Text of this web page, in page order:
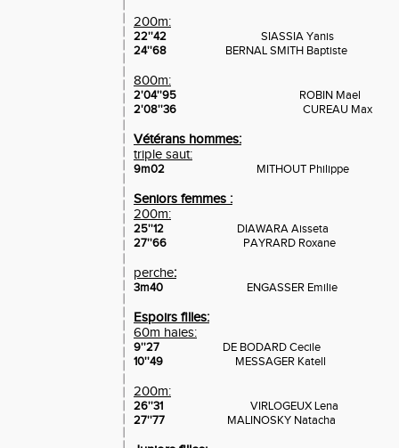
200m:
22''42
SIASSIA Yanis
24''68
BERNAL SMITH Baptiste
800m:
2'04''95
ROBIN Mael
2'08''36
CUREAU Max
Vétérans hommes:
triple saut:
9m02 MITHOUT Philippe
Seniors femmes :
200m:
25''12
DIAWARA Aisseta
27''66
PAYRARD Roxane
perche:
3m40 ENGASSER Emilie
Espoirs filles:
60m haies:
9''27
DE BODARD Cecile
10''49
MESSAGER Katell
200m:
26''31
VIRLOGEUX Lena
27''77
MALINOSKY Natacha